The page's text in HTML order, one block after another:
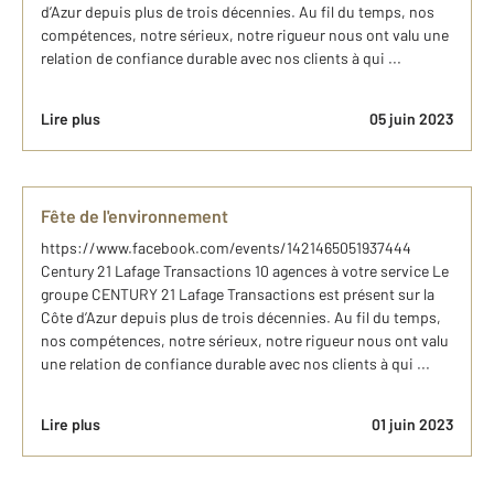
d’Azur depuis plus de trois décennies. Au fil du temps, nos
compétences, notre sérieux, notre rigueur nous ont valu une
relation de confiance durable avec nos clients à qui ...
Lire plus 05 juin 2023
Fête de l'environnement
https://www.facebook.com/events/1421465051937444
Century 21 Lafage Transactions 10 agences à votre service Le
groupe CENTURY 21 Lafage Transactions est présent sur la
Côte d’Azur depuis plus de trois décennies. Au fil du temps,
nos compétences, notre sérieux, notre rigueur nous ont valu
une relation de confiance durable avec nos clients à qui ...
Lire plus 01 juin 2023